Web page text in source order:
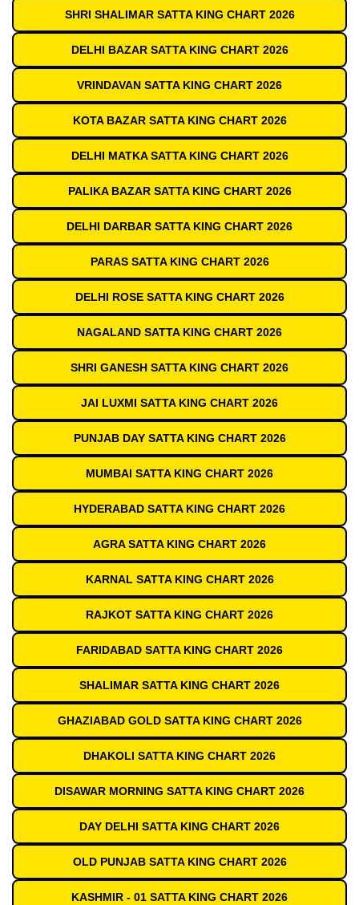
SHRI SHALIMAR SATTA KING CHART 2026
DELHI BAZAR SATTA KING CHART 2026
VRINDAVAN SATTA KING CHART 2026
KOTA BAZAR SATTA KING CHART 2026
DELHI MATKA SATTA KING CHART 2026
PALIKA BAZAR SATTA KING CHART 2026
DELHI DARBAR SATTA KING CHART 2026
PARAS SATTA KING CHART 2026
DELHI ROSE SATTA KING CHART 2026
NAGALAND SATTA KING CHART 2026
SHRI GANESH SATTA KING CHART 2026
JAI LUXMI SATTA KING CHART 2026
PUNJAB DAY SATTA KING CHART 2026
MUMBAI SATTA KING CHART 2026
HYDERABAD SATTA KING CHART 2026
AGRA SATTA KING CHART 2026
KARNAL SATTA KING CHART 2026
RAJKOT SATTA KING CHART 2026
FARIDABAD SATTA KING CHART 2026
SHALIMAR SATTA KING CHART 2026
GHAZIABAD GOLD SATTA KING CHART 2026
DHAKOLI SATTA KING CHART 2026
DISAWAR MORNING SATTA KING CHART 2026
DAY DELHI SATTA KING CHART 2026
OLD PUNJAB SATTA KING CHART 2026
KASHMIR - 01 SATTA KING CHART 2026